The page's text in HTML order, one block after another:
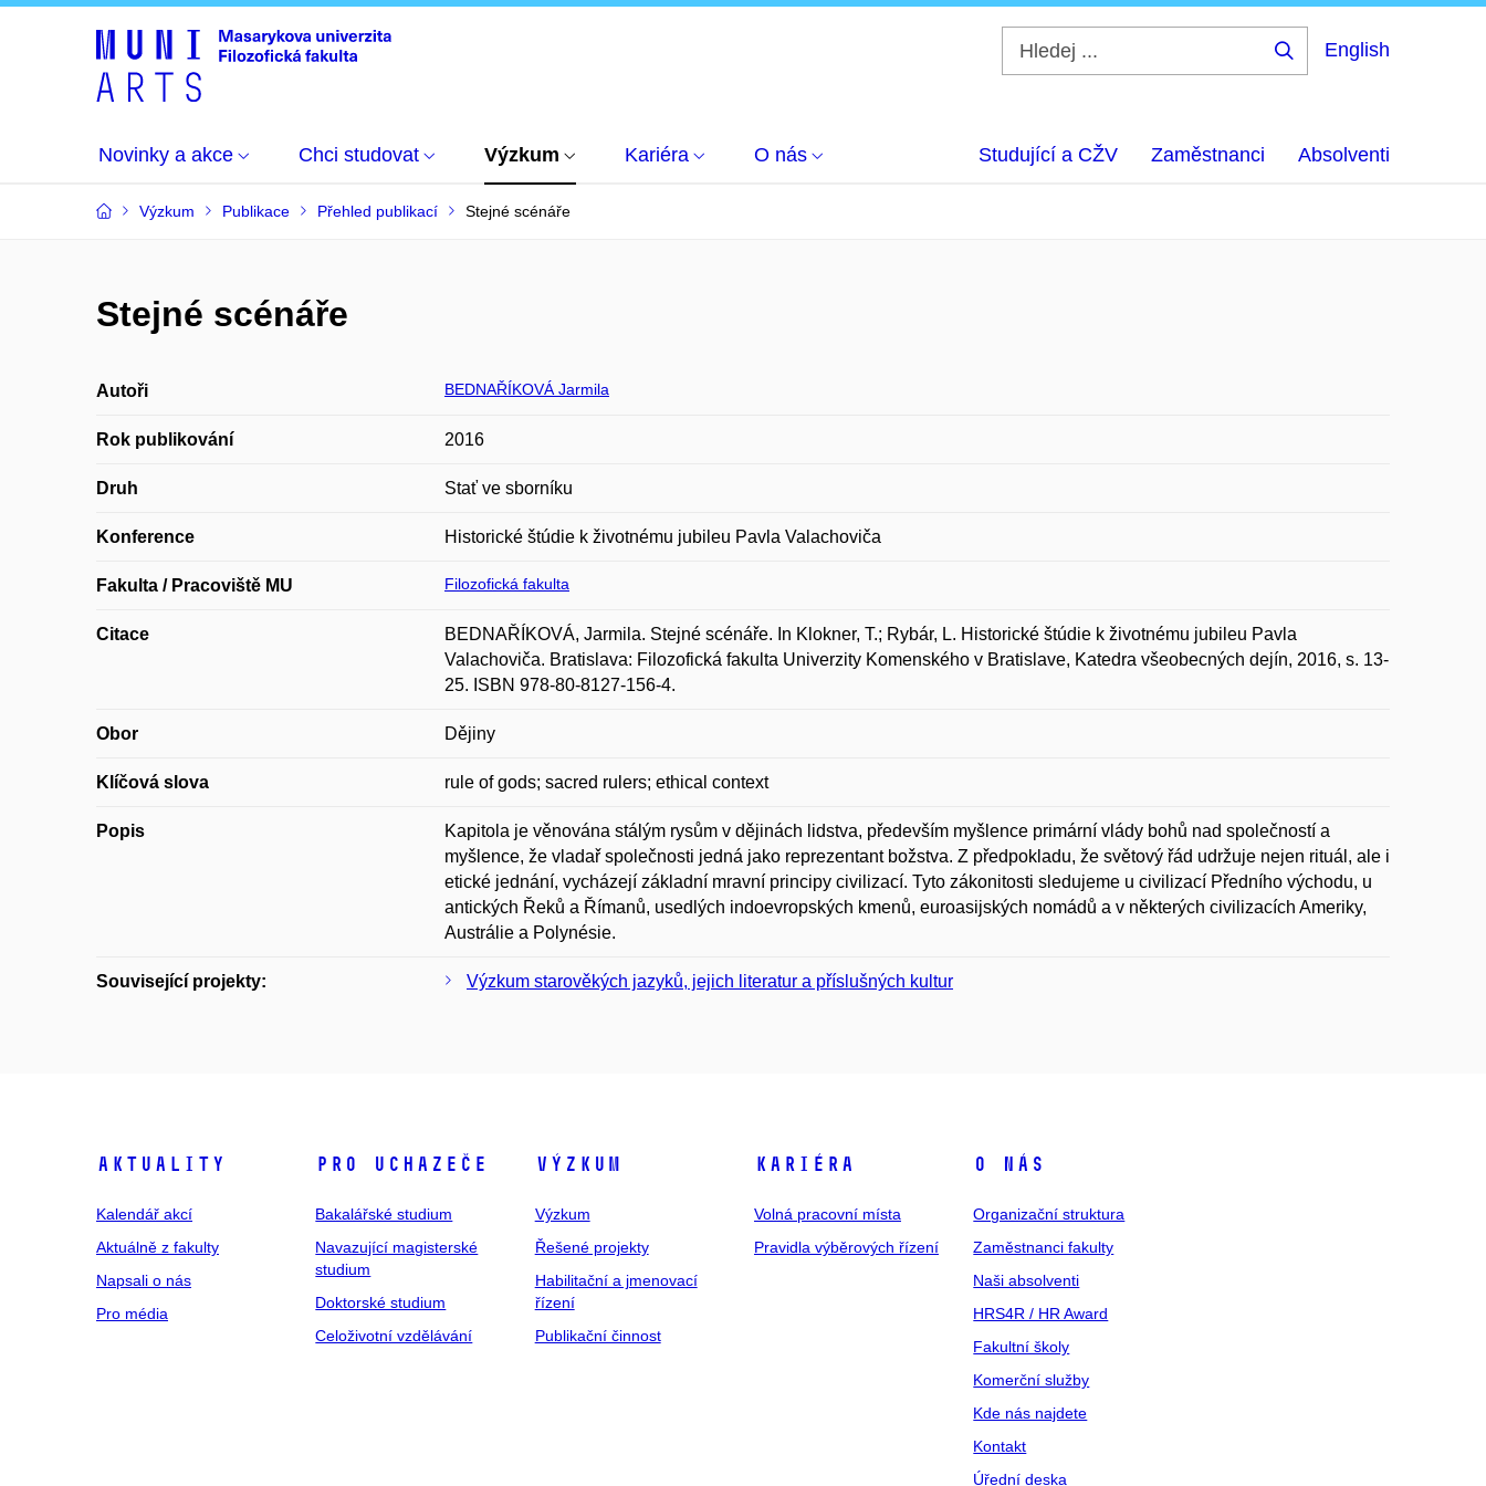
English
Novinky a akce Chci studovat Výzkum Kariéra O nás Studující a CŽV Zaměstnanci Absolventi
Výzkum Publikace Přehled publikací Stejné scénáře
Stejné scénáře
Autoři BEDNAŘÍKOVÁ Jarmila
Rok publikování 2016
Druh Stať ve sborníku
Konference Historické štúdie k životnému jubileu Pavla Valachoviča
Fakulta / Pracoviště MU Filozofická fakulta
Citace
BEDNAŘÍKOVÁ, Jarmila. Stejné scénáře. In Klokner, T.; Rybár, L. Historické štúdie k životnému jubileu Pavla
Valachoviča. Bratislava: Filozofická fakulta Univerzity Komenského v Bratislave, Katedra všeobecných dejín, 2016, s. 13-
25. ISBN 978-80-8127-156-4.
Obor Dějiny
Klíčová slova rule of gods; sacred rulers; ethical context
Popis
Kapitola je věnována stálým rysům v dějinách lidstva, především myšlence primární vlády bohů nad společností a
myšlence, že vladař společnosti jedná jako reprezentant božstva. Z předpokladu, že světový řád udržuje nejen rituál, ale i
etické jednání, vycházejí základní mravní principy civilizací. Tyto zákonitosti sledujeme u civilizací Předního východu, u
antických Řeků a Římanů, usedlých indoevropských kmenů, euroasijských nomádů a v některých civilizacích Ameriky,
Austrálie a Polynésie.
Související projekty: Výzkum starověkých jazyků, jejich literatur a příslušných kultur
Aktuality
Kalendář akcí
Aktuálně z fakulty
Napsali o nás
Pro média
Pro uchazeče
Bakalářské studium
Navazující magisterské
studium
Doktorské studium
Celoživotní vzdělávání
Výzkum
Výzkum
Řešené projekty
Habilitační a jmenovací
řízení
Publikační činnost
Kariéra
Volná pracovní místa
Pravidla výběrových řízení
O nás
Organizační struktura
Zaměstnanci fakulty
Naši absolventi
HRS4R / HR Award
Fakultní školy
Komerční služby
Kde nás najdete
Kontakt
Úřední deska